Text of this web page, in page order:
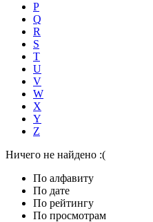
P
Q
R
S
T
U
V
W
X
Y
Z
Ничего не найдено :(
По алфавиту
По дате
По рейтингу
По просмотрам